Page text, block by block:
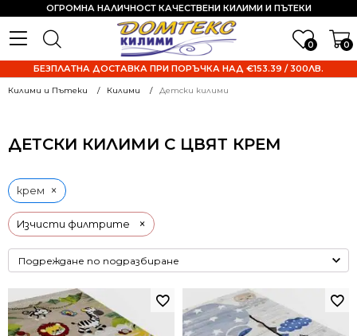
0 0
ОГРОМНА НАЛИЧНОСТ КАЧЕСТВЕНИ КИЛИМИ И ПЪТЕКИ
БЕЗПЛАТНА ДОСТАВКА ПРИ ПОРЪЧКА НАД €153.39 / 300ЛВ.
Килими и Пътеки Килими Детски килими
ДЕТСКИ КИЛИМИ С ЦВЯТ КРЕМ
Изчисти филтрите ×
крем ×